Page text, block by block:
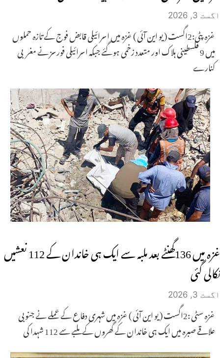
اگست 3, 2026
غزہ پٹی:2اگست ( یو این آئی ) غزہ میں اسرائیلی قابض فوج کے تازہ حملوں
میں 9 فلسطینی ہلاک اور متعدد زخمی ہو گئے جبکہ اسرائیلی فورسز نے مغربی
کنارے
غزہ میں 136گھنٹے بعد ملبہ سے ایک ہی خاندان کے 112 نعشیں
نکالی گئی
اگست 3, 2026
غزہ سٹی :2اگست ( یو این آئی ) غزہ میں شہری دفاع کے عملے نے جنوبی
علاقے صبرہ میں ایک ہی خاندان کے گھروں کے ملبے سے 112 شہدا کی